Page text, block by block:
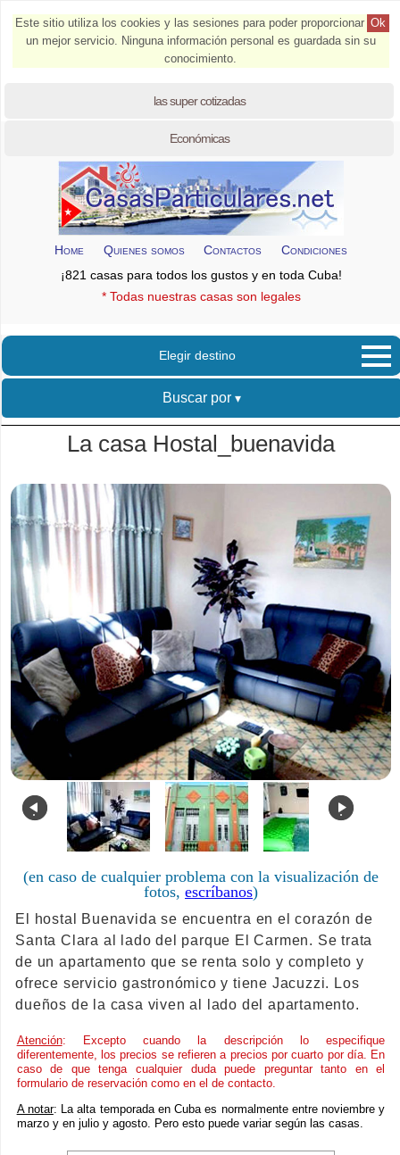
Ok
Este sitio utiliza los cookies y las sesiones para poder proporcionar
un mejor servicio. Ninguna información personal es guardada sin su
conocimiento.
las super cotizadas
Económicas
Home Quienes somos Contactos
Condiciones
¡821 casas para todos los gustos y en toda Cuba!
* Todas nuestras casas son legales
Elegir destino
Buscar por
La casa Hostal_buenavida
. .
(en caso de cualquier problema con la visualización de
fotos, escríbanos)
El hostal Buenavida se encuentra en el corazón de
Santa Clara al lado del parque El Carmen. Se trata
de un apartamento que se renta solo y completo y
ofrece servicio gastronómico y tiene Jacuzzi. Los
dueños de la casa viven al lado del apartamento.
Atención: Excepto cuando la descripción lo especifique
diferentemente, los precios se refieren a precios por cuarto por día. En
caso de que tenga cualquier duda puede preguntar tanto en el
formulario de reservación como en el de contacto.
A notar: La alta temporada en Cuba es normalmente entre noviembre y
marzo y en julio y agosto. Pero esto puede variar según las casas.